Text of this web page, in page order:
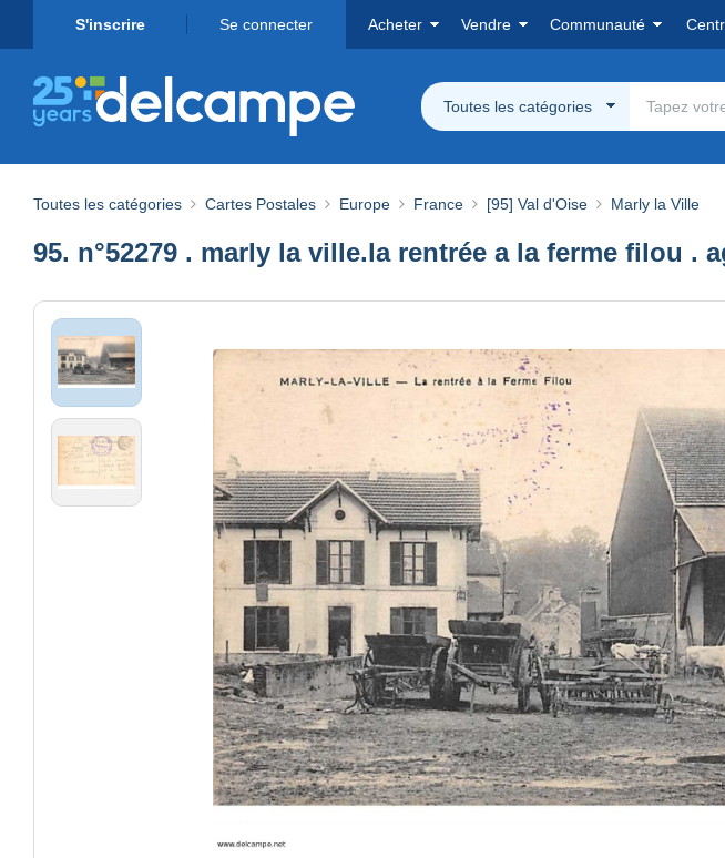
S'inscrire Se connecter Acheter Vendre Communauté
Toutes les catégories
Toutes les catégories Cartes Postales Europe France [95] Val d'Oise Marly la Ville
95. n°52279 . marly la ville.la rentrée a la ferme filou .